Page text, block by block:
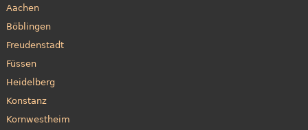
Aachen
Böblingen
Freudenstadt
Füssen
Heidelberg
Konstanz
Kornwestheim